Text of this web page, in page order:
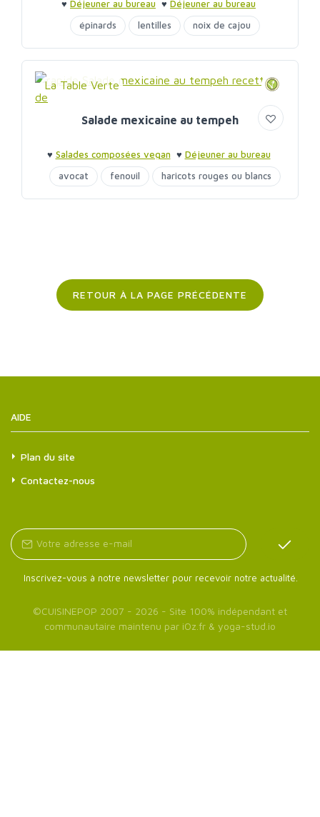
♥ Déjeuner au bureau ♥ Déjeuner au bureau
épinards
lentilles noix de cajou
La Table Verte
Salade mexicaine au tempeh
♥ Salades composées vegan ♥ Déjeuner au bureau
avocat
fenouil haricots rouges ou blancs
tempeh
RETOUR À LA PAGE PRÉCÉDENTE
AIDE
Plan du site
Contactez-nous
Inscrivez-vous à notre newsletter pour recevoir notre actualité.
©CUISINEPOP 2007 - 2026 - Site 100% indépendant et
communautaire maintenu par iOz.fr & yoga-stud.io